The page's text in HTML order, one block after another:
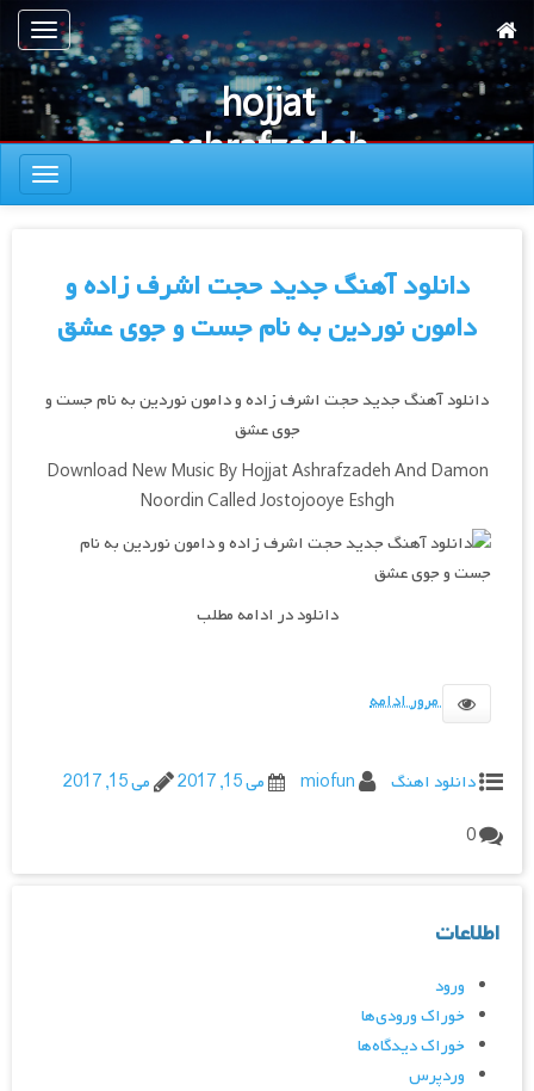
به
محتوای
اصلی
ناوبری
hojjat
ashrafzadeh
new song
ناوبری
دانلود آهنگ جدید حجت اشرف زاده و
دامون نوردین به نام جست و جوی عشق
دانلود آهنگ جدید حجت اشرف زاده و دامون نوردین به نام جست و
جوی عشق
Download New Music By Hojjat Ashrafzadeh And Damon
Noordin Called Jostojooye Eshgh
دانلود در ادامه مطلب
مرور ادامه
دانلود اهنگ miofun می 15, 2017
می 15, 2017
0
اطلاعات
ورود
خوراک ورودی‌ها
خوراک دیدگاه‌ها
وردپرس